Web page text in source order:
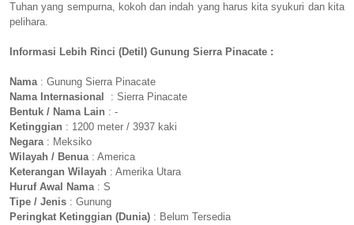
Tuhan yang sempurna, kokoh dan indah yang harus kita syukuri dan kita
pelihara.
Informasi Lebih Rinci (Detil) Gunung Sierra Pinacate :
Nama: Gunung Sierra Pinacate
Nama Internasional
: Sierra Pinacate
Bentuk / Nama Lain : -
Ketinggian : 1200 meter / 3937 kaki
Negara: Meksiko
Wilayah / Benua: America
Keterangan Wilayah : Amerika Utara
Huruf Awal Nama: S
Tipe / Jenis : Gunung
Peringkat Ketinggian (Dunia) : Belum Tersedia